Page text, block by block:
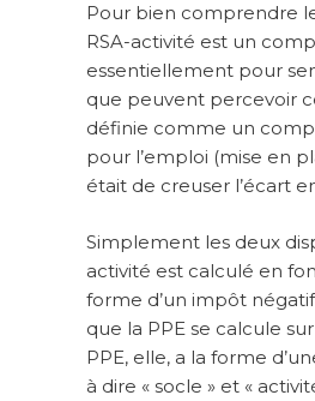
Pour bien comprendre
RSA-activité est un
essentiellement pour
que peuvent percevoir
définie comme un
pour l’emploi (mise en
était de creuser l’écart
Simplement les deux
activité est calculé en
forme d’un impôt
que la PPE se calcule
PPE, elle, a la forme
à dire « socle » et «